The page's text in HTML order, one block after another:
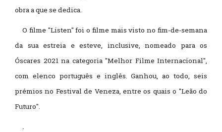
obra a que se dedica.
O filme "Listen" foi o filme mais visto no fim-de-semana
da sua estreia e esteve, inclusive, nomeado para os
Óscares 2021 na categoria "Melhor Filme Internacional",
com elenco português e inglês. Ganhou, ao todo, seis
prémios no Festival de Veneza, entre os quais o "Leão do
Futuro".
.